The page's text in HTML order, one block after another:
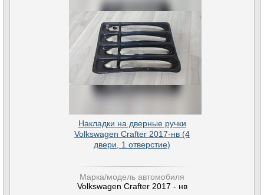
Накладки на дверные ручки
Volkswagen Crafter 2017-нв (4
двери, 1 отверстие)
Марка/модель автомобиля
Volkswagen Crafter 2017 - нв